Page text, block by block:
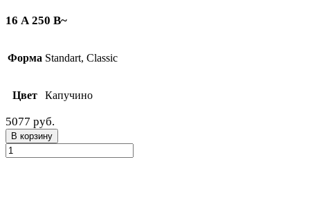
16 А 250 В~
Форма Standart, Classic
Цвет Капучино
5077 руб.
В корзину
Количество
товара